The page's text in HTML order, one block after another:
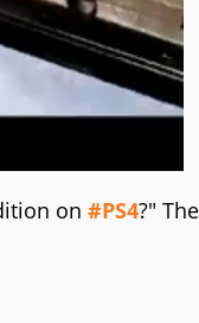
on #PS4?"